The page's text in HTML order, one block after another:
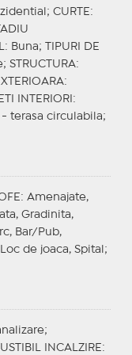
CURTE :
: Buna;
TIPURI DE
STRUCTURA:
:
INTERIORI :
terasa circulabila;
: Amenajate,
Gradinita,
Bar/Pub,
de joaca, Spital;
INCALZIRE :